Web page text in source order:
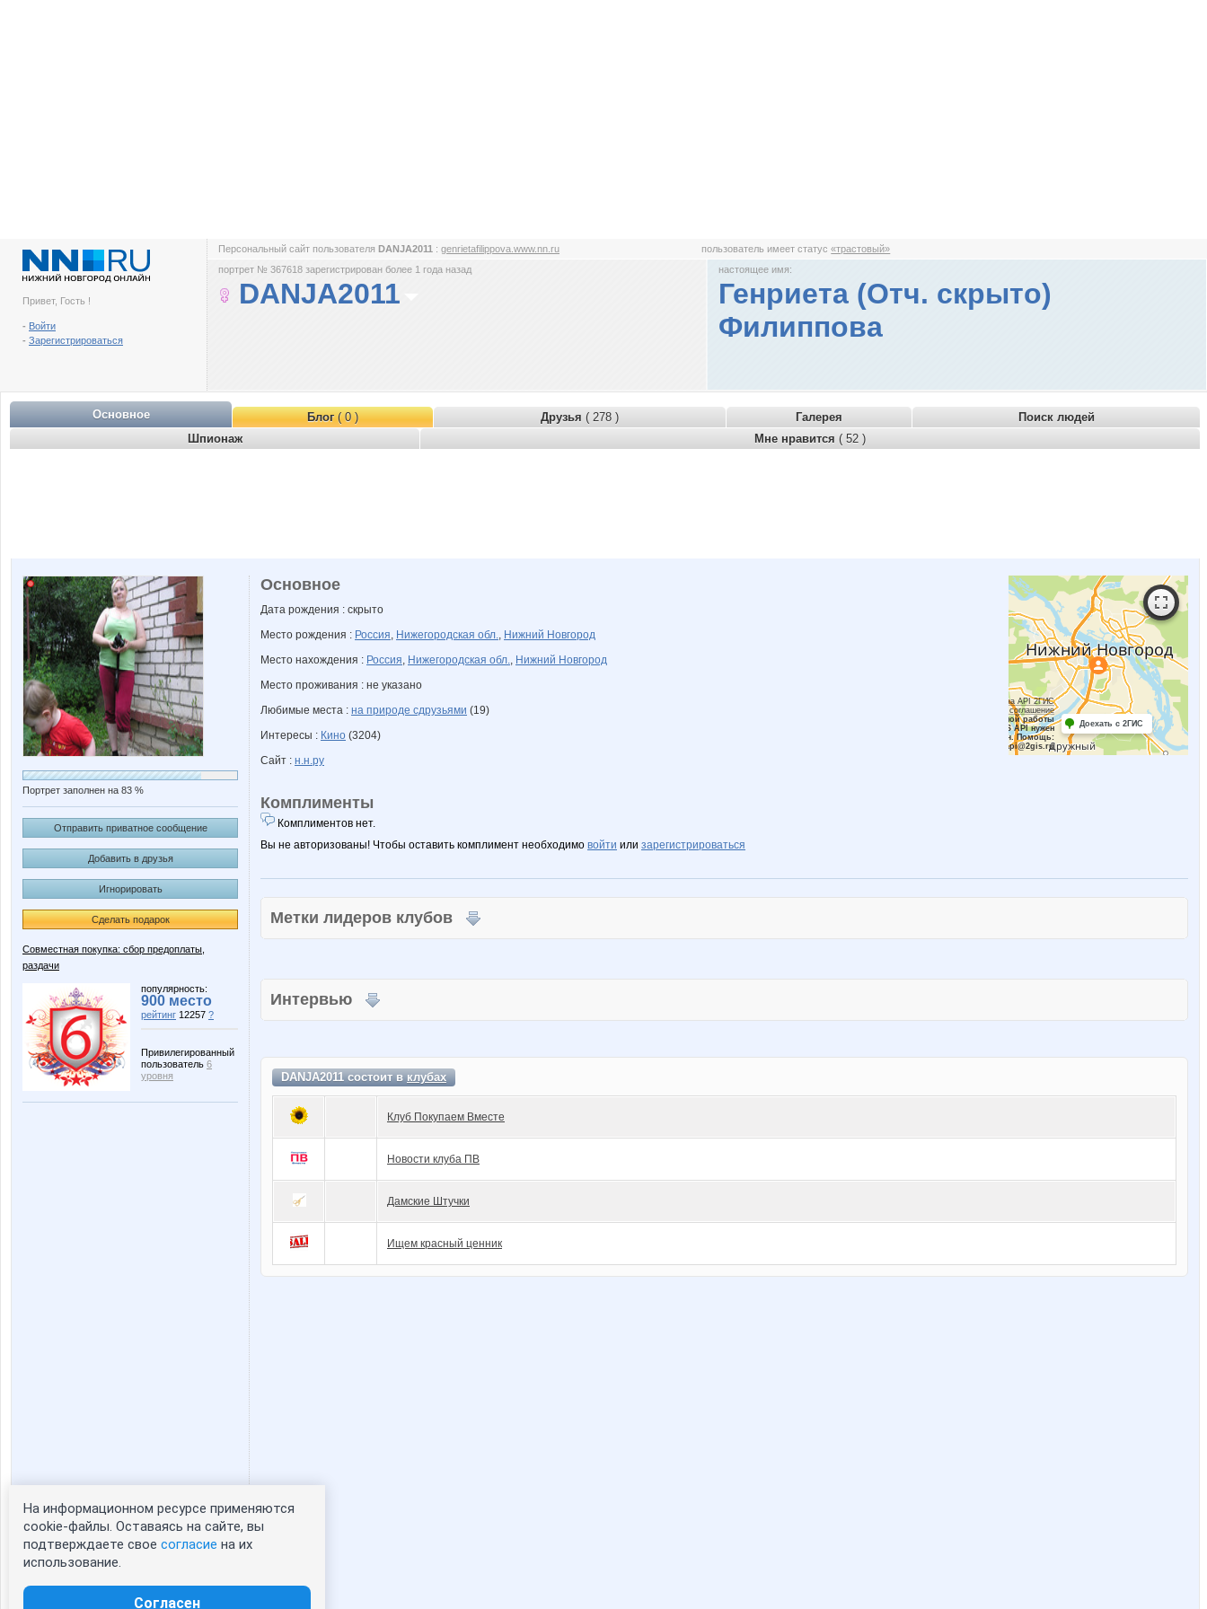
Привет, Гость !
- Войти
- Зарегистрироваться
Персональный сайт пользователя DANJA2011 : genrietafilippova.www.nn.ru пользователь имеет статус«трастовый»
портрет № 367618 зарегистрирован более 1 года назад
DANJA2011
настоящее имя:
Генриета (Отч. скрыто)
Филиппова
Основное Блог( 0 ) Друзья ( 278 ) Галерея
Поиск людей
Шпионаж
Мне нравится ( 52 )
Портрет заполнен на 83 %
Отправить приватное сообщение
Добавить в друзья
Игнорировать
Сделать подарок
Совместная покупка: сбор предоплаты,
раздачи
популярность:
900 место
рейтинг 12257 ?
Привилегированный
пользователь 6
уровня
Статистика портрета:
сейчас просматривают портрет - 0
зарегистрированные пользователи
Работает на API 2ГИС
Лицензионное соглашение
Для корректной работы
Raster JS API нужен
ключ. Помощь:
api@2gis.ru
Доехать с 2ГИС
Основное
Дата рождения : скрыто
Место рождения : Россия, Нижегородская обл., Нижний Новгород
Место нахождения : Россия, Нижегородская обл., Нижний Новгород
Место проживания : не указано
Любимые места : на природе сдрузьями (19)
Интересы : Кино (3204)
Сайт : н.н.ру
Комплименты
Комплиментов нет.
Вы не авторизованы! Чтобы оставить комплимент необходимо войти или зарегистрироваться
Метки лидеров клубов
Интервью
DANJA2011 состоит вклубах
Клуб Покупаем Вместе
Новости клуба ПВ
Дамские Штучки
Ищем красный ценник
На информационном ресурсе применяются
cookie-файлы. Оставаясь на сайте, вы
подтверждаете свое согласие на их
использование.
Согласен